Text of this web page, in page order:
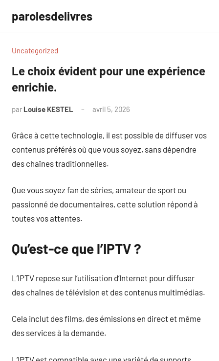
contenu
parolesdelivres
Uncategorized
Le choix évident pour une expérience
enrichie.
par Louise KESTEL avril 5, 2026
Grâce à cette technologie, il est possible de diffuser vos
contenus préférés où que vous soyez, sans dépendre
des chaînes traditionnelles.
Que vous soyez fan de séries, amateur de sport ou
passionné de documentaires, cette solution répond à
toutes vos attentes.
Qu’est-ce que l’IPTV ?
L’IPTV repose sur l’utilisation d’Internet pour diffuser
des chaînes de télévision et des contenus multimédias.
Cela inclut des films, des émissions en direct et même
des services à la demande.